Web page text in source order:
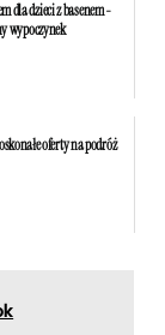
dla dzieci z basenem -
wypoczynek
oferty na podróż